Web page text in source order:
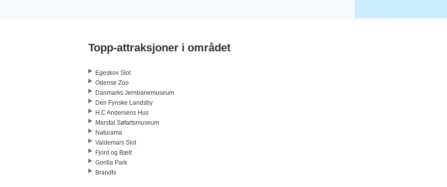
Topp-attraksjoner i området
Egeskov Slot
Odense Zoo
Danmarks Jernbanemuseum
Den Fynske Landsby
H.C Andersens Hus
Marstal Søfartsmuseum
Naturama
Valdemars Slot
Fjord og Bælt
Gorilla Park
Brandts